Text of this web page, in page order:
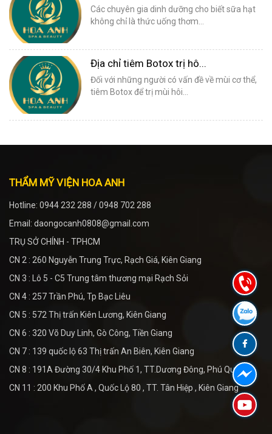
Các chuyên gia dinh dưỡng cho biết sữa hạt
không chỉ là thức uống thơm...
Địa chỉ tiêm Botox trị hô...
Đối với những người có vấn đề về mùi cơ thể,
tiêm Botox để trị mùi hôi...
THẨM MỸ VIỆN HOA ANH
Hotline: 0944 232 288 / 0948 702 288
Email: daongocanh0808@gmail.com
TRỤ SỞ CHÍNH - TPHCM
CN 2 : 260 Nguyễn Trung Trực, Rạch Giá, Kiên Giang
CN 3 : Lô 5 - C5 Trung tâm thương mại Rạch Sỏi
CN 4 : 257 Trần Phú, Tp Bạc Liêu
CN 5 : 572 Thị trấn Kiên Lương, Kiên Giang
CN 6 : 320 Võ Duy Linh, Gò Công, Tiền Giang
CN 7 : 139 quốc lộ 63 Thị trấn An Biên, Kiên Giang
CN 8 : 191A Đường 30/4 Khu Phố 1, TT.Dương Đông, Phú Quốc
CN 11 : 200 Khu Phố A , Quốc Lộ 80 , TT. Tân Hiệp , Kiên Giang